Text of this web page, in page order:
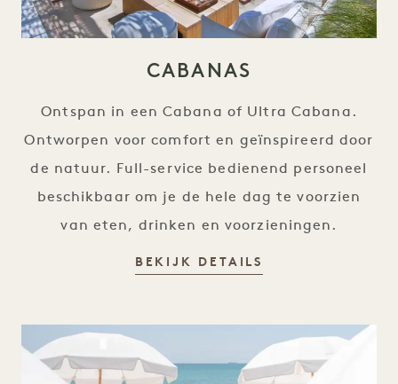
CABANAS
Ontspan in een Cabana of Ultra Cabana.
Ontworpen voor comfort en geïnspireerd door
de natuur. Full-service bedienend personeel
beschikbaar om je de hele dag te voorzien
van eten, drinken en voorzieningen.
BEKIJK DETAILS